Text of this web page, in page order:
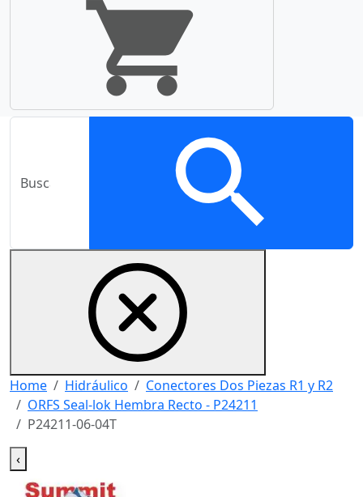
Home Hidráulico
Conectores Dos Piezas R1 y R2
ORFS Seal-lok Hembra Recto - P24211
P24211-06-04T
‹